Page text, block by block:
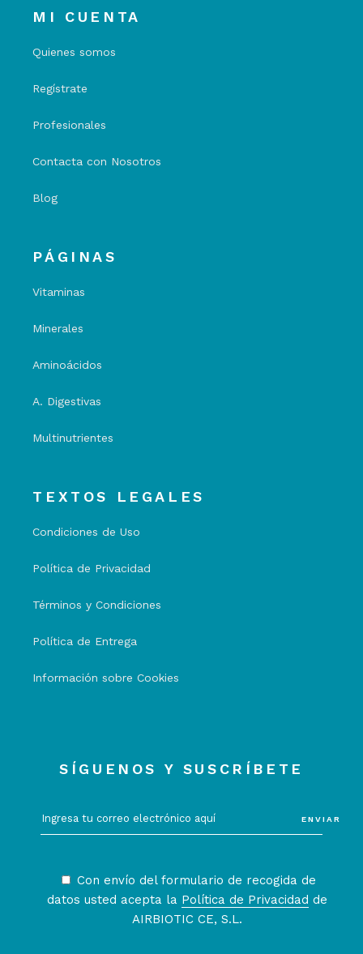
MI CUENTA
Quienes somos
Regístrate
Profesionales
Contacta con Nosotros
Blog
PÁGINAS
Vitaminas
Minerales
Aminoácidos
A. Digestivas
Multinutrientes
TEXTOS LEGALES
Condiciones de Uso
Política de Privacidad
Términos y Condiciones
Política de Entrega
Información sobre Cookies
SÍGUENOS Y SUSCRÍBETE
ENVIAR
Con envío del formulario de recogida de
datos usted acepta la Política de Privacidad de
AIRBIOTIC CE, S.L.